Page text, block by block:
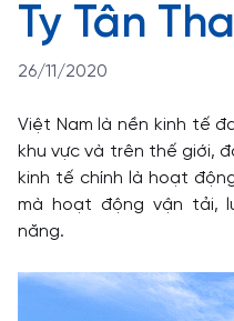
Ty Tân
26/11/2020
Việt Nam là nền kinh tế
khu vực và trên thế giới,
kinh tế chính là hoạt
mà hoạt động vận tải,
năng.